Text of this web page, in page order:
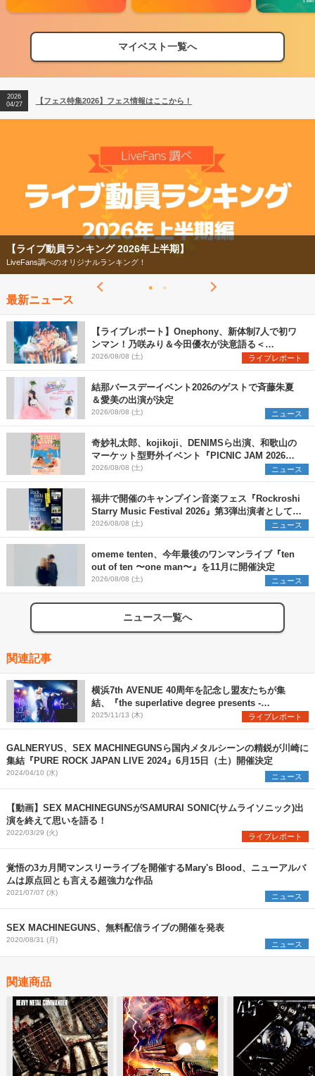
マイベスト一覧へ
【フェス特集2026】フェス情報はここから！
【ライブ動員ランキング】2026年上半期編発表！
2026
04/27
【フェス特集2026】フェス情報はここから！
2026
【ライブ動員ランキング 2026年上半期】
LiveFans調べのオリジナルランキング！
最新ニュース
【ライブレポート】Onephony、新体制7人で初ワ
ンマン！乃咲みり＆今田優衣が決意語る＜
Onephony新体制1st Oneman Live はじまりの夏
＞
2026/08/08 (土) ライブレポート
結那バースデーイベント2026のゲストで斉藤朱夏
＆愛美の出演が決定
2026/08/08 (土) ニュース
奇妙礼太郎、kojikoji、DENIMSら出演、和歌山の
マーケット型野外イベント『PICNIC JAM 2026』
早割チケット発売開始
2026/08/08 (土) ニュース
福井で開催のキャンプイン音楽フェス『Rockroshi
Starry Music Festival 2026』第3弾出演者として
SCOOBIE DO、かりゆし58、Reiを発表
2026/08/08 (土) ニュース
omeme tenten、今年最後のワンマンライブ『ten
out of ten 〜one man〜』を11月に開催決定
2026/08/08 (土) ニュース
ニュース一覧へ
関連記事
横浜7th AVENUE 40周年を記念し盟友たちが集
結、『the superlative degree presents -
yokohama 7th AVENUE 40th ANNIVERSARY-』
公式レポート
2025/11/13 (木) ライブレポート
GALNERYUS、SEX MACHINEGUNSら国内メタルシーンの精鋭が川崎に
集結『PURE ROCK JAPAN LIVE 2024』6月15日（土）開催決定
2024/04/10 (水) ニュース
【動画】SEX MACHINEGUNSがSAMURAI SONIC(サムライソニック)出
演を終えて思いを語る！
2022/03/29 (火) ライブレポート
覚悟の3カ月間マンスリーライブを開催するMary's Blood、ニューアルバ
ムは原点回とも言える超強力な作品
2021/07/07 (水) ニュース
SEX MACHINEGUNS、無料配信ライブの開催を発表
2020/08/31 (月) ニュース
関連商品